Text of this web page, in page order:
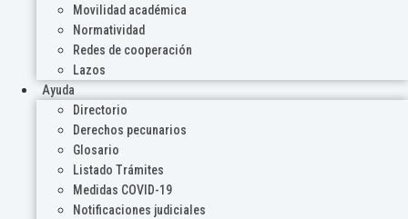
Movilidad académica
Normatividad
Redes de cooperación
Lazos
Ayuda
Directorio
Derechos pecunarios
Glosario
Listado Trámites
Medidas COVID-19
Notificaciones judiciales